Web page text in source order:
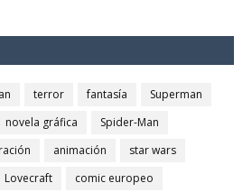
terror fantasía
Superman
novela gráfica
Spider-Man
animación
star wars
Lovecraft comic europeo